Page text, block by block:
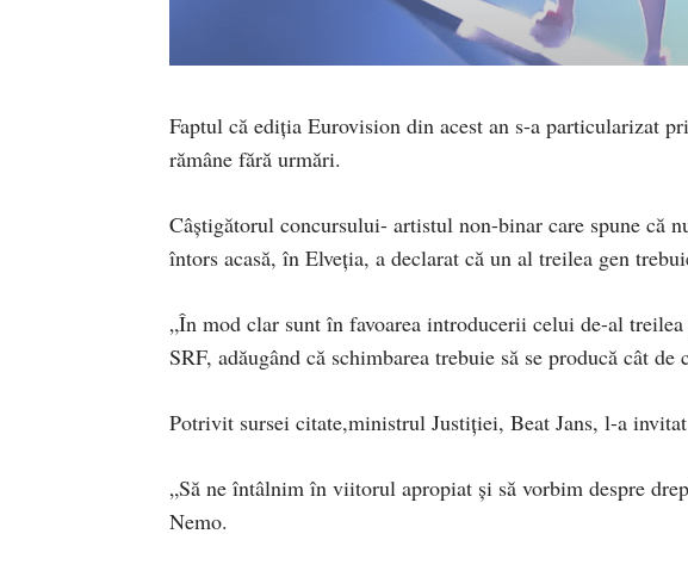
Faptul că ediția Eurovision din acest an s-a particularizat
rămâne fără urmări.
Câștigătorul concursului- artistul non-binar care spune că
întors acasă, în Elveția, a declarat că un al treilea gen
„În mod clar sunt în favoarea introducerii celui de-al
SRF, adăugând că schimbarea trebuie să se producă cât
Potrivit sursei citate,ministrul Justiţiei, Beat Jans, l-a
„Să ne întâlnim în viitorul apropiat şi să vorbim despre
Nemo.